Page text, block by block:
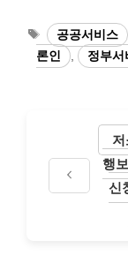
Tags공공서비스
론인
정부서
행
신